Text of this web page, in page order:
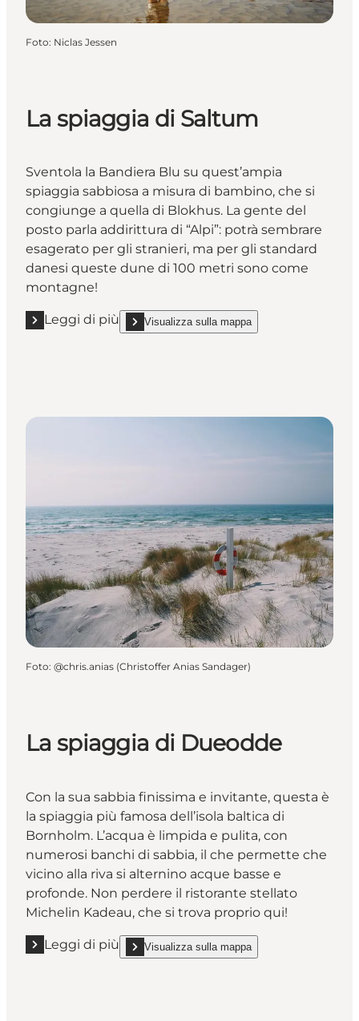
Foto: Niclas Jessen
La spiaggia di Saltum
Sventola la Bandiera Blu su quest’ampia
spiaggia sabbiosa a misura di bambino, che si
congiunge a quella di Blokhus. La gente del
posto parla addirittura di “Alpi”: potrà sembrare
esagerato per gli stranieri, ma per gli standard
danesi queste dune di 100 metri sono come
montagne!
Leggi di più
Leggi di più "La spiaggia di Saltum"
Visualizza sulla mappa
show La spiaggia di Saltum on_map
Foto: @chris.anias (Christoffer Anias Sandager)
La spiaggia di Dueodde
Con la sua sabbia finissima e invitante, questa è
la spiaggia più famosa dell’isola baltica di
Bornholm. L’acqua è limpida e pulita, con
numerosi banchi di sabbia, il che permette che
vicino alla riva si alternino acque basse e
profonde. Non perdere il ristorante stellato
Michelin Kadeau, che si trova proprio qui!
Leggi di più
Leggi di più "La spiaggia di Dueodde"
Visualizza sulla mappa
show La spiaggia di Dueodde on_map